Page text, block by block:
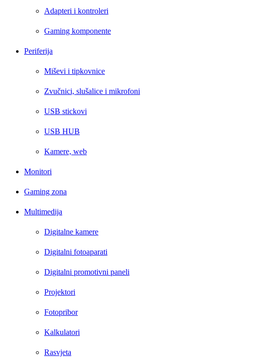
Adapteri i kontroleri
Gaming komponente
Periferija
Miševi i tipkovnice
Zvučnici, slušalice i mikrofoni
USB stickovi
USB HUB
Kamere, web
Monitori
Gaming zona
Multimedija
Digitalne kamere
Digitalni fotoaparati
Digitalni promotivni paneli
Projektori
Fotopribor
Kalkulatori
Rasvjeta